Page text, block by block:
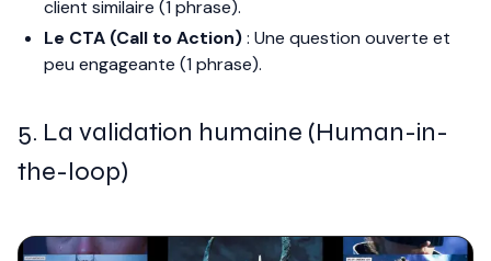
client similaire (1 phrase).
Le CTA (Call to Action): Une question ouverte et
peu engageante (1 phrase).
5. La validation humaine (Human-in-
the-loop)